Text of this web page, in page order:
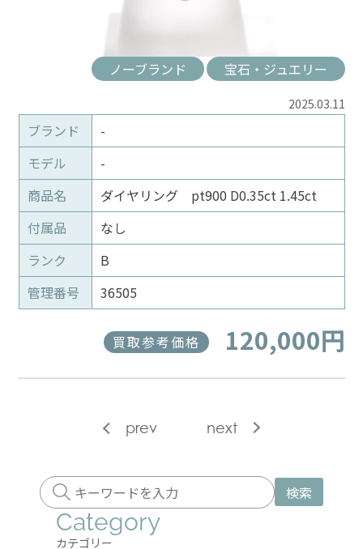
ノーブランド 宝石・ジュエリー
2025.03.11
ブランド
-
モデル
-
商品名
ダイヤリング pt900 D0.35ct 1.45ct
付属品
なし
ランク
B
管理番号
36505
買取参考価格 120,000円
prev next
検索
Category
カテゴリー